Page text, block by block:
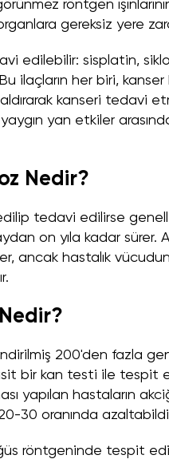
röntgen
gereksiz yere
edilebilir: sisplatin,
ilaçların her biri,
kanseri tedavi
yan etkiler
Nedir?
tedavi edilirse
on yıla kadar sürer.
ancak hastalık
200'den fazla
bir kan testi ile tespit
yapılan hastaların
30 oranında
röntgeninde tespit